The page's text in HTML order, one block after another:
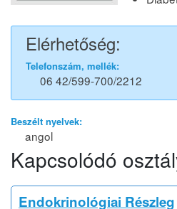
Elérhetőség:
Telefonszám, mellék:
06 42/599-700/2212
Beszélt nyelvek:
angol
Kapcsolódó
Endokrinológiai Részleg